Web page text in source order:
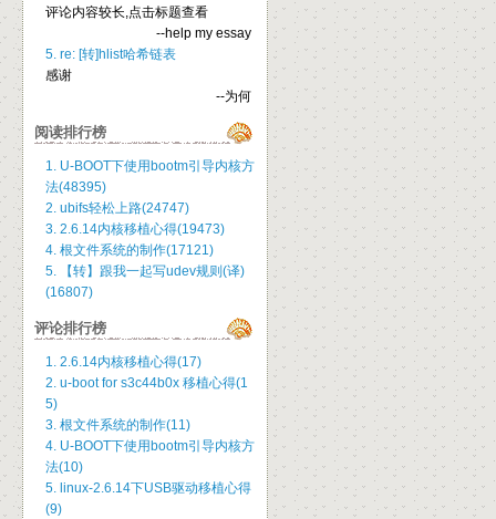
评论内容较长,点击标题查看
--help my essay
5. re: [转]hlist哈希链表
感谢
--为何
阅读排行榜
1. U-BOOT下使用bootm引导内核方
法(48395)
2. ubifs轻松上路(24747)
3. 2.6.14内核移植心得(19473)
4. 根文件系统的制作(17121)
5. 【转】跟我一起写udev规则(译)
(16807)
评论排行榜
1. 2.6.14内核移植心得(17)
2. u-boot for s3c44b0x 移植心得(1
5)
3. 根文件系统的制作(11)
4. U-BOOT下使用bootm引导内核方
法(10)
5. linux-2.6.14下USB驱动移植心得
(9)